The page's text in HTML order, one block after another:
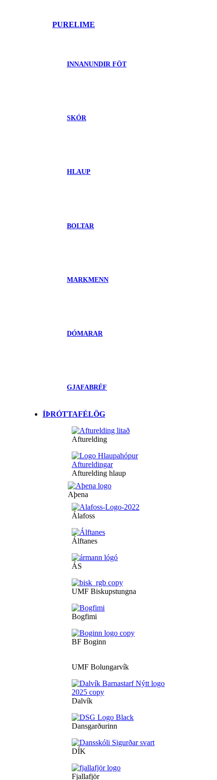
PURELIME
INNANUNDIR FÖT
SKÓR
HLAUP
BOLTAR
MARKMENN
DÓMARAR
GJAFABRÉF
ÍÞRÓTTAFÉLÖG
Afturelding
Afturelding hlaup
Aþena
Álafoss
Álftanes
ÁS
UMF Biskupstungna
Bogfimi
BF Boginn
UMF Bolungarvík
Dalvík
Dansgarðurinn
DÍK
Fjallafjör